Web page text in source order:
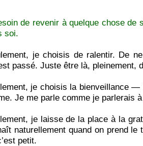
de revenir à quelque chose de
soi.
je choisis de ralentir. De
passé. Juste être là, pleinement,
je choisis la bienveillance
Je me parle comme je parlerais à
je laisse de la place à la
naturellement quand on prend le
petit.